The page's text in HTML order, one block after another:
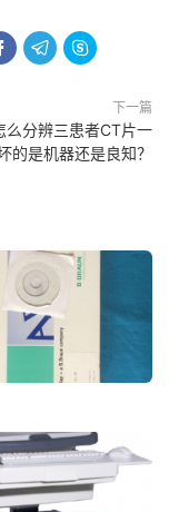
 
下一篇
么分辨三患者CT片一
的是机器还是良知？